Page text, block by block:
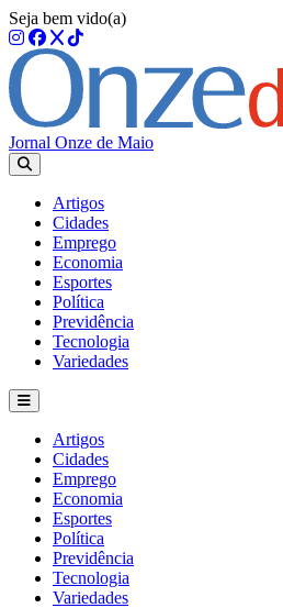
Seja bem vido(a)
Jornal Onze de Maio
Artigos
Cidades
Emprego
Economia
Esportes
Política
Previdência
Tecnologia
Variedades
Artigos
Cidades
Emprego
Economia
Esportes
Política
Previdência
Tecnologia
Variedades